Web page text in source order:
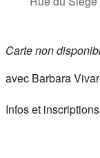
Carte non
avec Barbara
Infos et